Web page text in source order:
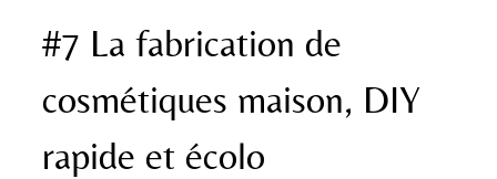
#7 La fabrication de
cosmétiques maison, DIY
rapide et écolo